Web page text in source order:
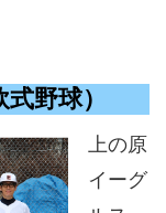
野球）
上の原
イーグ